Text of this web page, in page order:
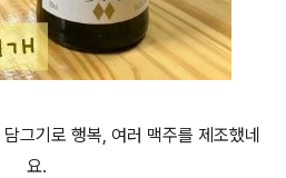
그기로 행복, 여러 맥주를 제조했네
요.